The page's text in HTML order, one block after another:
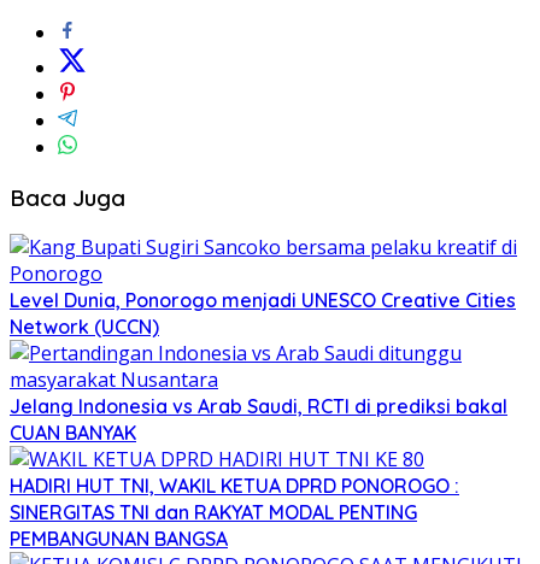
Baca Juga
Level Dunia, Ponorogo menjadi UNESCO Creative Cities
Network (UCCN)
Jelang Indonesia vs Arab Saudi, RCTI di prediksi bakal
CUAN BANYAK
HADIRI HUT TNI, WAKIL KETUA DPRD PONOROGO :
SINERGITAS TNI dan RAKYAT MODAL PENTING
PEMBANGUNAN BANGSA